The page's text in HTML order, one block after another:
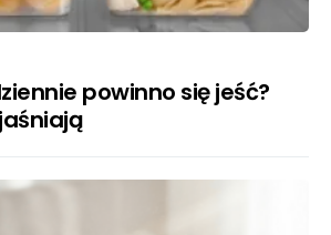
powinno się jeść?